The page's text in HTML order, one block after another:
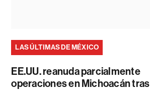
LAS ÚLTIMAS DE MÉXICO
EE.UU. reanuda parcialmente
operaciones en Michoacán tras